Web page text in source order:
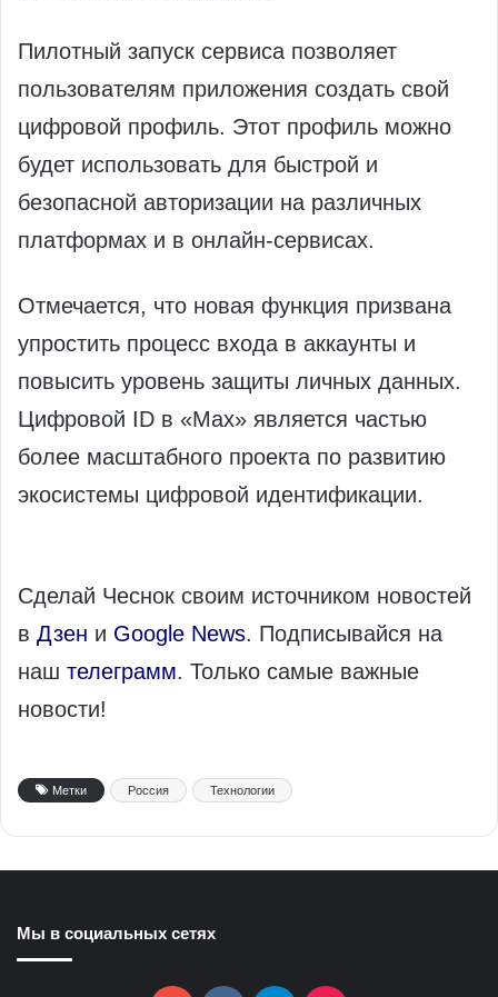
Пилотный запуск сервиса позволяет
пользователям приложения создать свой
цифровой профиль. Этот профиль можно
будет использовать для быстрой и
безопасной авторизации на различных
платформах и в онлайн-сервисах.
Отмечается, что новая функция призвана
упростить процесс входа в аккаунты и
повысить уровень защиты личных данных.
Цифровой ID в «Мах» является частью
более масштабного проекта по развитию
экосистемы цифровой идентификации.
Сделай Чеснок своим источником новостей
в Дзен и Google News. Подписывайся на
наш телеграмм. Только самые важные
новости!
Метки Россия Технологии
Мы в социальных сетях